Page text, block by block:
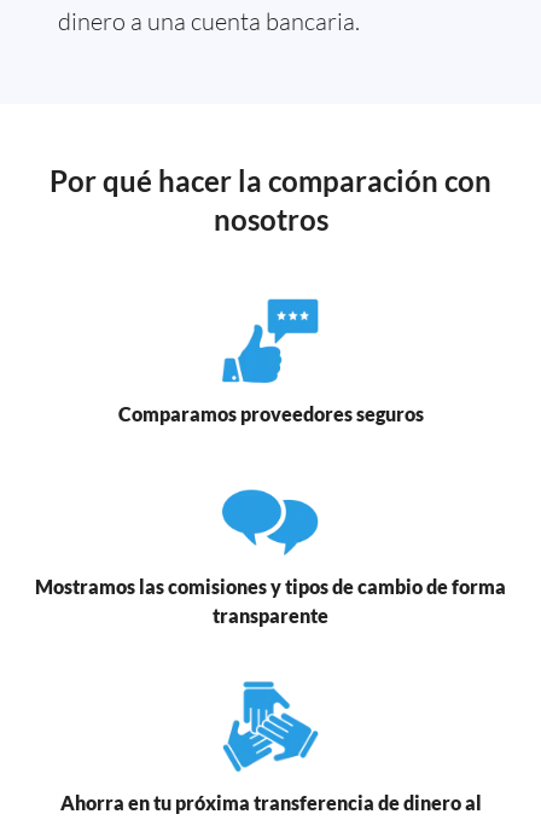
dinero a una cuenta bancaria.
Por qué hacer la comparación con
nosotros
Comparamos proveedores seguros
Mostramos las comisiones y tipos de cambio de forma
transparente
Ahorra en tu próxima transferencia de dinero al